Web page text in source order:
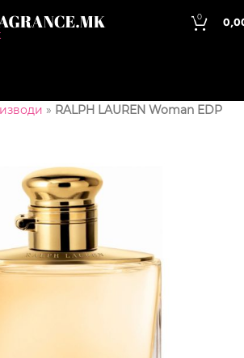
0
» RALPH LAUREN Woman EDP